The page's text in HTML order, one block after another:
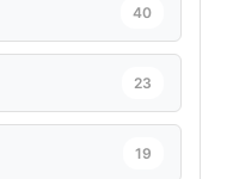
40
23
19